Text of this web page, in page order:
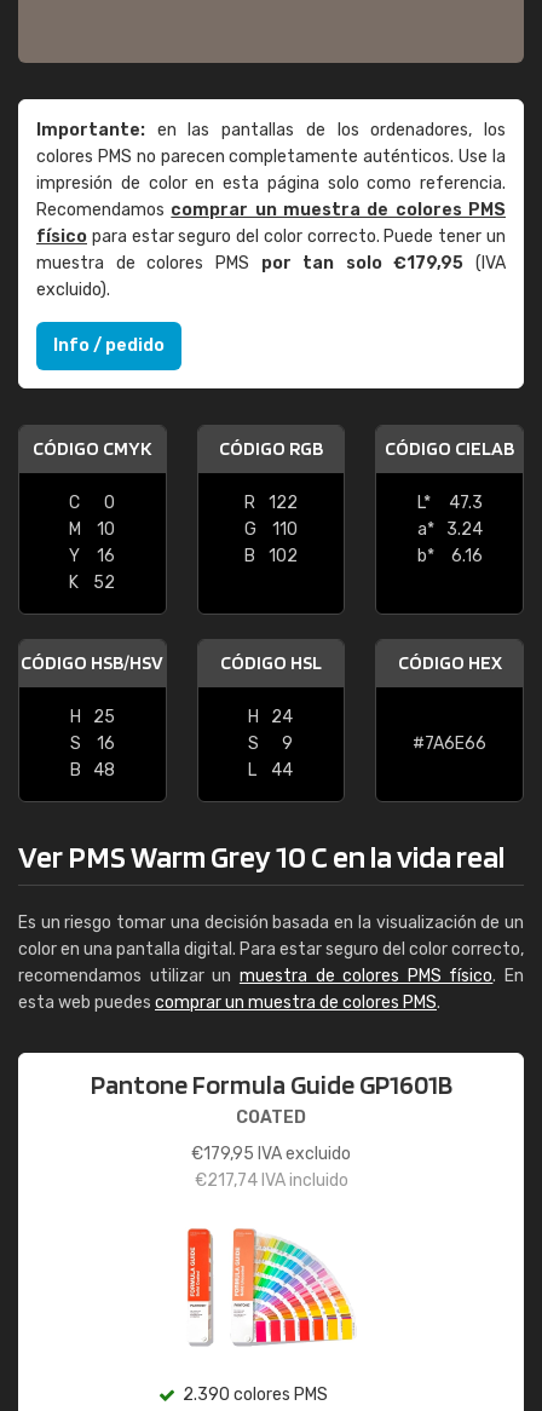
Importante: en las pantallas de los ordenadores, los
colores PMS no parecen completamente auténticos. Use la
impresión de color en esta página solo como referencia.
Recomendamos comprar un muestra de colores PMS
físico para estar seguro del color correcto. Puede tener un
muestra de colores PMS por tan solo €179,95 (IVA
excluido).
Info / pedido
CÓDIGO CMYK
C
0
M
10
Y
16
K
52
CÓDIGO RGB
R
122
G
110
B
102
CÓDIGO CIELAB
L*
47.3
a*
3.24
b*
6.16
CÓDIGO HSB/HSV
H
25
S
16
B
48
CÓDIGO HSL
H
24
S
9
L
44
CÓDIGO HEX
#7A6E66
Ver PMS Warm Grey 10 C en la vida real
Es un riesgo tomar una decisión basada en la visualización de un
color en una pantalla digital. Para estar seguro del color correcto,
recomendamos utilizar un muestra de colores PMS físico. En
esta web puedes comprar un muestra de colores PMS.
Pantone Formula Guide GP1601B
COATED
€179,95 IVA excluido
€217,74IVA incluido
2.390 colores PMS